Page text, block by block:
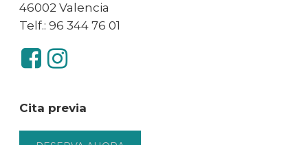
46002 Valencia
Telf.: 96 344 76 01
Cita previa